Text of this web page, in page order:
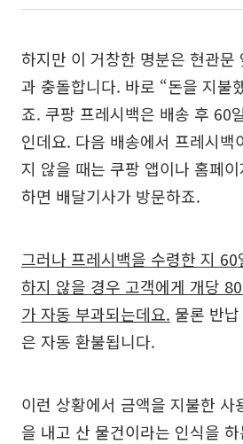
하지만 이 거창한 명분은 현관문
과 충돌합니다. 바로 “돈을 지불
죠. 쿠팡 프레시백은 배송 후 60
인데요. 다음 배송에서 프레시백
지 않을 때는 쿠팡 앱이나 홈페
하면 배달기사가 방문하죠.
그러나 프레시백을 수령한 지
하지 않을 경우 고객에게 개당
가 자동 부과되는데요. 물론 반
은 자동 환불됩니다.
이런 상황에서 금액을 지불한 사
을 내고 산 물건이라는 인식을